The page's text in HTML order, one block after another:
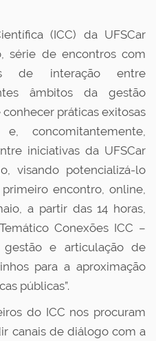
(ICC) da UFSCar
série de encontros com
de interação entre
âmbitos da gestão
práticas exitosas
concomitantemente,
iniciativas da UFSCar
visando potencializá-lo
encontro, online,
a partir das 14 horas,
Conexões ICC –
gestão e articulação de
para a aproximação
públicas”.
do ICC nos procuram
canais de diálogo com a